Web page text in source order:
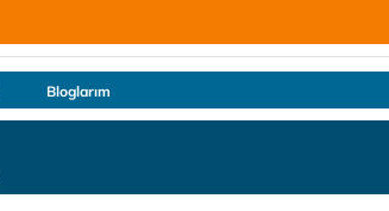
Bloglarım